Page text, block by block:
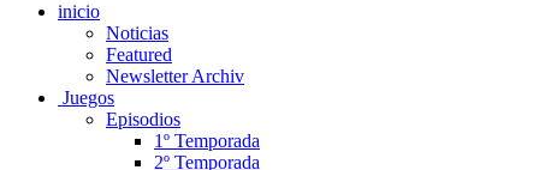
inicio
Noticias
Featured
Newsletter Archiv
Juegos
Episodios
1º Temporada
2º Temporada